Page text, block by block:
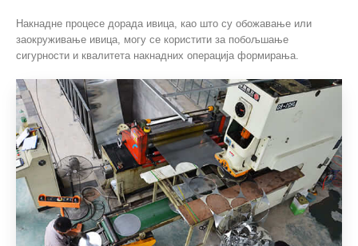
Накнадне процесе дорада ивица, као што су обожавање или
заокруживање ивица, могу се користити за побољшање
сигурности и квалитета накнадних операција формирања.